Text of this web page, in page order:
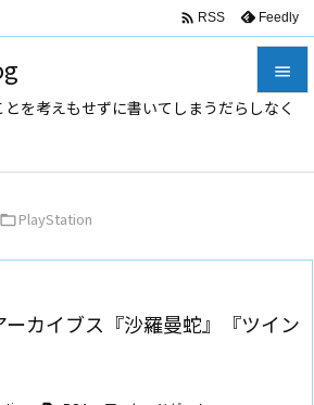
を考えもせずに書いてしまうだらしなく



 RSS Feedly
PlayStation
カイブス『沙羅曼蛇』『ツイン